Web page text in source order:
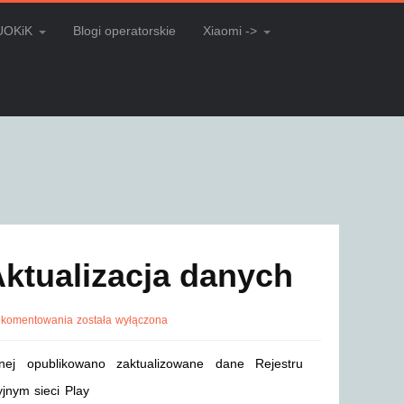
Blogi operatorskie Xiaomi ->
danych
komentowaniazostała wyłączona
opublikowano zaktualizowane dane Rejestru
sieci Play